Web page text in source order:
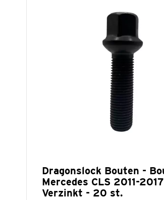
Dragonslock Bouten -
Mercedes CLS 2011-
Verzinkt - 20 st.